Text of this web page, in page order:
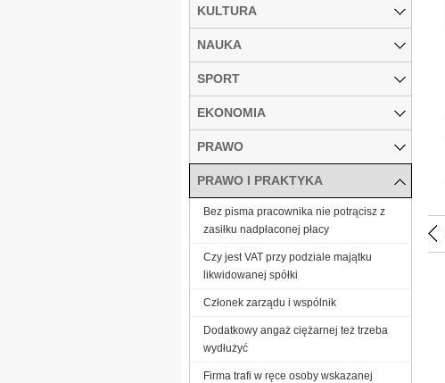
KULTURA
NAUKA
SPORT
EKONOMIA
PRAWO
PRAWO I PRAKTYKA
Bez pisma pracownika nie potrącisz z
zasiłku nadpłaconej płacy
Czy jest VAT przy podziale majątku
likwidowanej spółki
Członek zarządu i wspólnik
Dodatkowy angaż ciężarnej też trzeba
wydłużyć
Firma trafi w ręce osoby wskazanej